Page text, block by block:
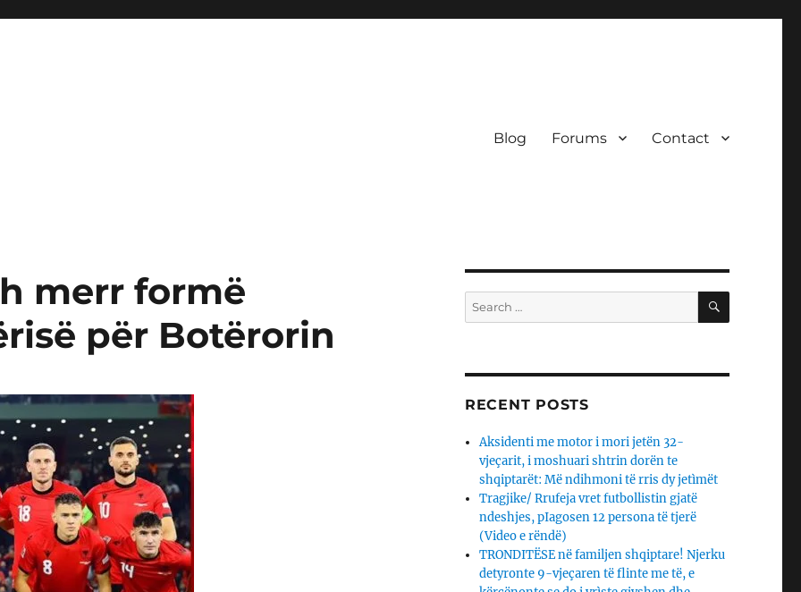
Blog Forums Contact
merr formë
për Botërorin
Search
for:
SEARCH
RECENT POSTS
Aksidenti me motor i mori jetën 32-
vjeçarit, i moshuari shtrin dorën te
shqiptarët: Më ndihmoni të rris dy jetìmët
Tragjike/ Rrufeja vret futbollistin gjatë
ndeshjes, pIagosen 12 persona të tjerë
(Video e rëndë)
TRONDITËSE në familjen shqiptare! Njerku
detyronte 9-vjeçaren të flinte me të, e